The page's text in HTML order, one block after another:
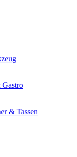
Gastro
& Tassen